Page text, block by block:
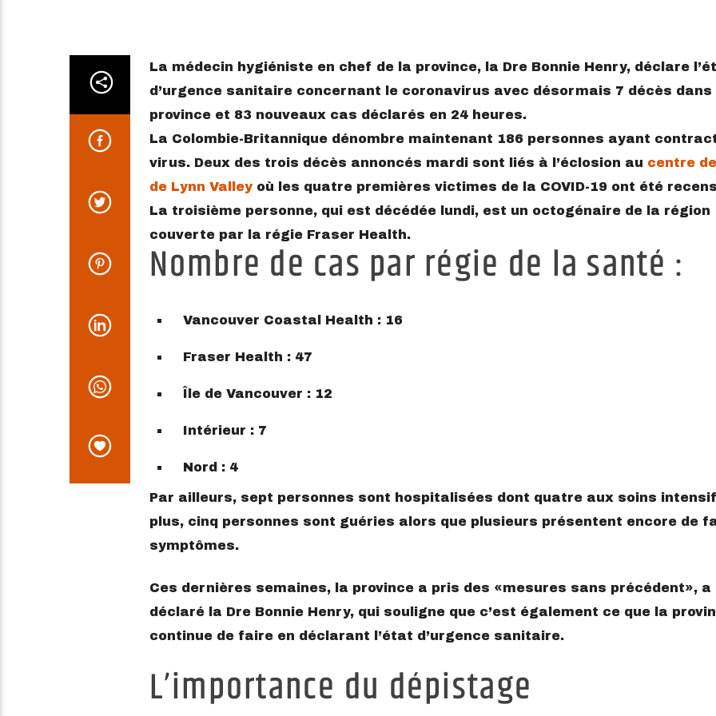
La médecin hygiéniste en chef de la province, la Dre Bonnie Henry, déclare
d’urgence sanitaire concernant le coronavirus avec désormais 7 décès dans
province et 83 nouveaux cas déclarés en 24 heures.
La Colombie-Britannique dénombre maintenant 186 personnes ayant
virus. Deux des trois décès annoncés mardi sont liés à l’éclosion au centre
de Lynn Valleyoù les quatre premières victimes de la COVID-19 ont été
La troisième personne, qui est décédée lundi, est un octogénaire de la région
couverte par la régie Fraser Health.
Nombre de cas par régie de la santé :
Vancouver Coastal Health : 16
Fraser Health : 47
Île de Vancouver : 12
Intérieur : 7
Nord : 4
Par ailleurs, sept personnes sont hospitalisées dont quatre aux soins
plus, cinq personnes sont guéries alors que plusieurs présentent encore de
symptômes.
Ces dernières semaines, la province a pris des mesures sans précédent
, a
déclaré la Dre Bonnie Henry, qui souligne que c’est également ce que la
continue de faire en déclarant l’état d’urgence sanitaire.
L’importance du dépistage